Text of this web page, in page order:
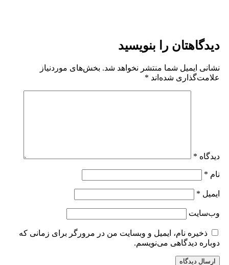
را بنویسید
ایمیل شما منتشر نخواهد شد. بخش‌های موردنیاز
شده‌اند*
*
*
*
ذخیره نام، ایمیل و وبسایت من در مرورگر برای زمانی که
دیدگاهی می‌نویسم.